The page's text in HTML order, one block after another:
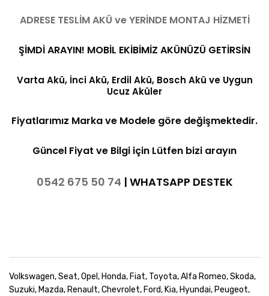
ADRESE TESLİM AKÜ ve YERİNDE MONTAJ HİZMETİ
ŞİMDİ ARAYIN! MOBİL EKİBİMİZ AKÜNÜZÜ GETİRSİN
Varta Akü, İnci Akü, Erdil Akü, Bosch Akü ve Uygun
Ucuz Aküler
Fiyatlarımız Marka ve Modele göre değişmektedir.
Güncel Fiyat ve Bilgi için Lütfen bizi arayın
0542 675 50 74 | WHATSAPP DESTEK
Volkswagen, Seat, Opel, Honda, Fiat, Toyota, Alfa Romeo, Skoda,
Suzuki, Mazda, Renault, Chevrolet, Ford, Kia, Hyundai, Peugeot,